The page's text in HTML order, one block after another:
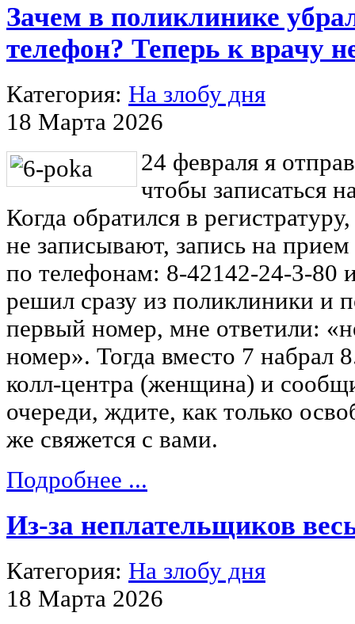
Зачем в поликлинике
телефон? Теперь к врачу
Категория: На злобу дня
18 Марта 2026
24 февраля я
чтобы записаться
Когда обратился в
не записывают, запись на прием
по телефонам: 8-42142-24-3-80
решил сразу из поликлиники и
первый номер, мне ответили:
номер». Тогда вместо 7 набрал
колл-центра (женщина) и
очереди, ждите, как только
же свяжется с вами.
Подробнее ...
Из-за неплательщиков
Категория: На злобу дня
18 Марта 2026